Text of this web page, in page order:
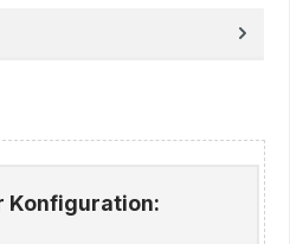
Konfiguration: